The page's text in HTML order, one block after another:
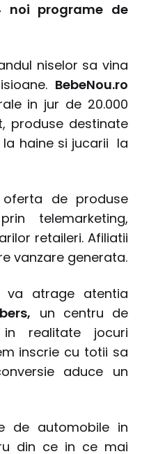
noi programe de
niselor sa vina
BebeNou.ro
in jur de 20.000
produse destinate
la haine si jucarii la
oferta de produse
telemarketing,
retaileri. Afiliatii
vanzare generata.
va atrage atentia
un centru de
realitate jocuri
inscrie cu totii sa
aduce un
de automobile in
din ce in ce mai